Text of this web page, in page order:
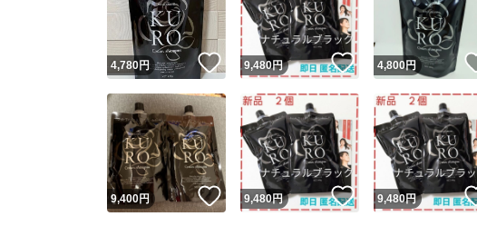
4,780円 いいね！
9,480円 いいね！
4,800円
9,400円 いいね！
9,480円 いいね！
9,480円